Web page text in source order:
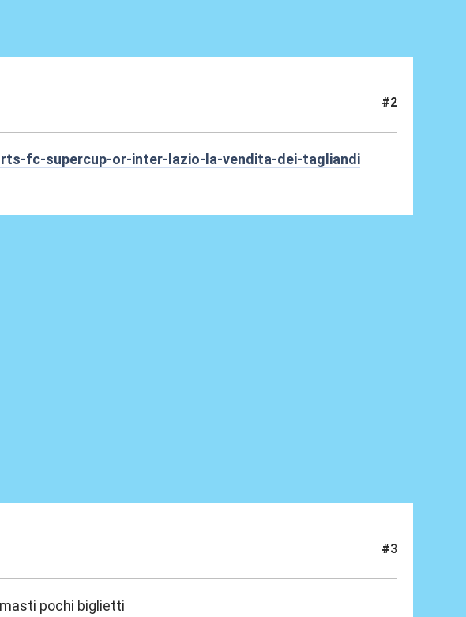
#2
fc-supercup-or-inter-lazio-la-vendita-dei-tagliandi
#3
pochi biglietti